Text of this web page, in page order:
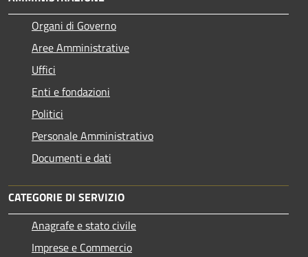
Organi di Governo
Aree Amministrative
Uffici
Enti e fondazioni
Politici
Personale Amministrativo
Documenti e dati
CATEGORIE DI SERVIZIO
Anagrafe e stato civile
Imprese e Commercio